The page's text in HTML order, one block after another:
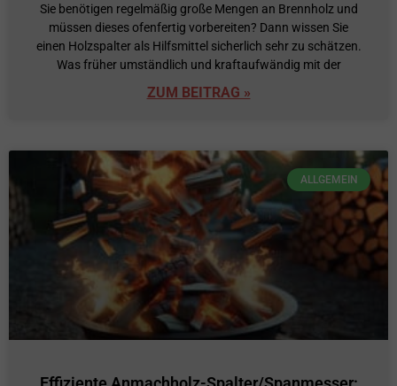
Sie benötigen regelmäßig große Mengen an Brennholz und
müssen dieses ofenfertig vorbereiten? Dann wissen Sie
einen Holzspalter als Hilfsmittel sicherlich sehr zu schätzen.
Was früher umständlich und kraftaufwändig mit der
ZUM BEITRAG »
ALLGEMEIN